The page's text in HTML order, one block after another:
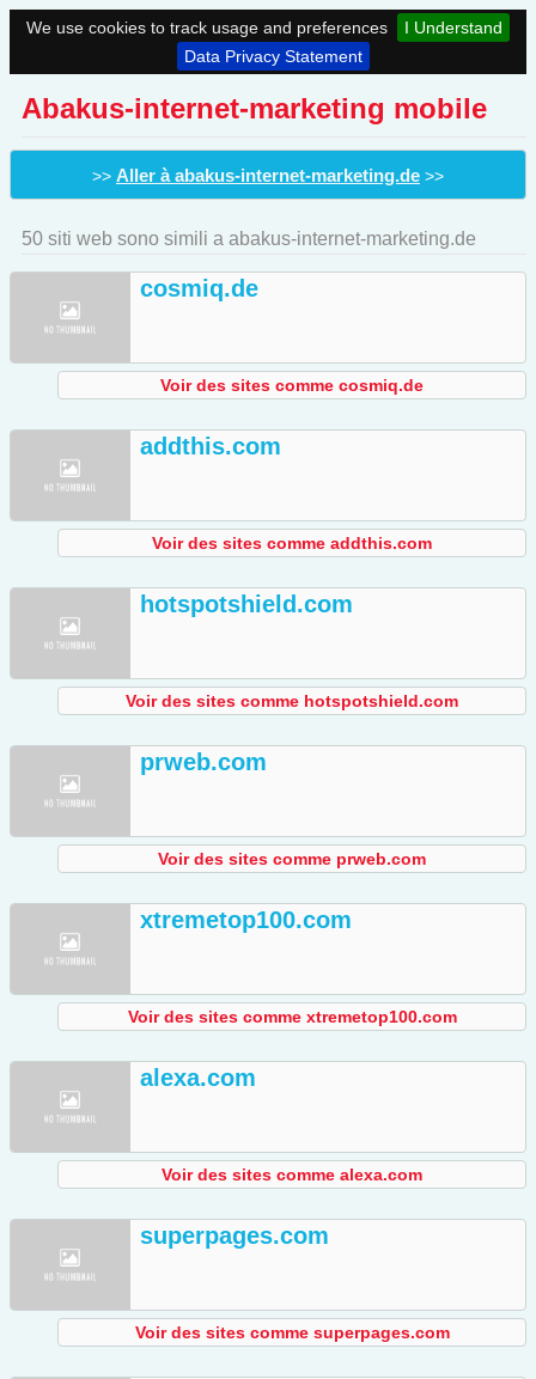
We use cookies to track usage and preferences
I Understand
Data Privacy Statement
Abakus-internet-marketing mobile
>> Aller à abakus-internet-marketing.de >>
50 siti web sono simili a abakus-internet-marketing.de
cosmiq.de
Voir des sites comme cosmiq.de
addthis.com
Voir des sites comme addthis.com
hotspotshield.com
Voir des sites comme hotspotshield.com
prweb.com
Voir des sites comme prweb.com
xtremetop100.com
Voir des sites comme xtremetop100.com
alexa.com
Voir des sites comme alexa.com
superpages.com
Voir des sites comme superpages.com